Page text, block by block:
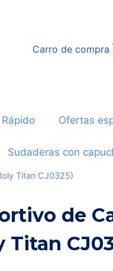
Carro de compra
Ofertas
Sudaderas con
Titan CJ0325)
de
Titan